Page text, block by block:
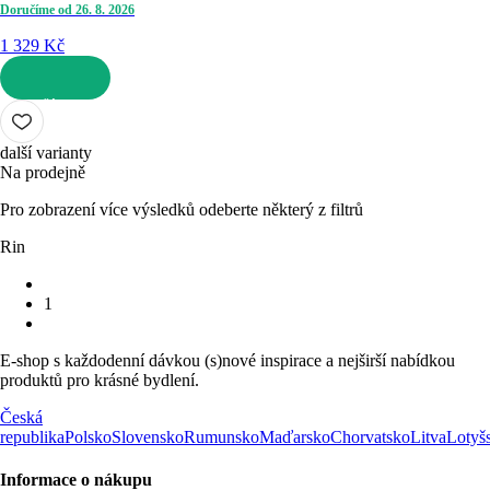
Doručíme od 26. 8. 2026
1 329 Kč
DO KOŠÍKU
další varianty
Na prodejně
Pro zobrazení více výsledků odeberte některý z filtrů
Rin
1
E-shop s každodenní dávkou (s)nové inspirace a nejširší nabídkou
produktů pro krásné bydlení.
Česká
republikaPolskoSlovenskoRumunskoMaďarskoChorvatskoLitva
Informace o nákupu